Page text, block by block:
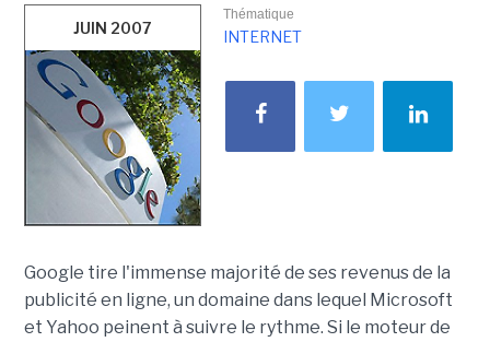
JUIN 2007
Thématique
INTERNET
Google tire l'immense majorité de ses revenus de la
publicité en ligne, un domaine dans lequel Microsoft
et Yahoo peinent à suivre le rythme. Si le moteur de